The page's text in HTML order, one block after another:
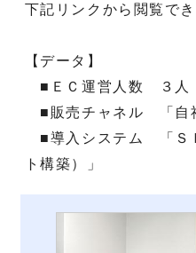
下記リンクから閲覧でき
【データ】
■ＥＣ運営人数 ３人
■販売チャネル 「自
■導入システム 「Ｓ
ト構築）」